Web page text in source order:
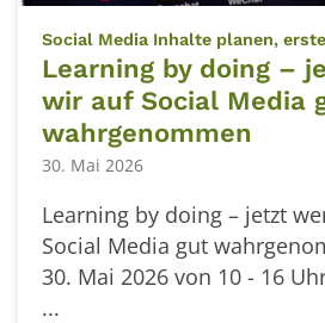
Social Media Inhalte planen,
Learning by doing –
wir auf Social Media
wahrgenommen
30. Mai 2026
Learning by doing – jetzt
Social Media gut
30. Mai 2026 von 10 - 16
...